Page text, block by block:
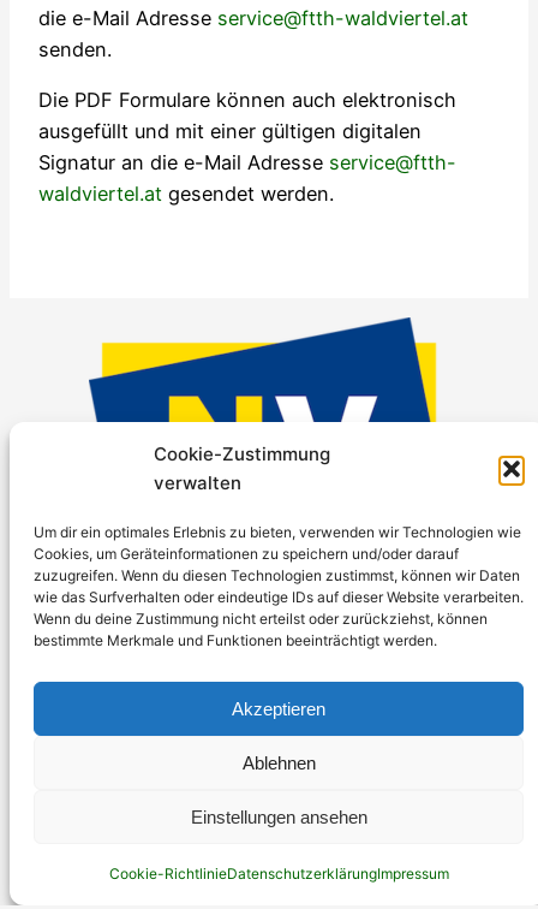
Cookie-Zustimmung
verwalten
Um dir ein optimales Erlebnis zu bieten, verwenden wir Technologien wie
Cookies, um Geräteinformationen zu speichern und/oder darauf
zuzugreifen. Wenn du diesen Technologien zustimmst, können wir Daten
wie das Surfverhalten oder eindeutige IDs auf dieser Website verarbeiten.
Wenn du deine Zustimmung nicht erteilst oder zurückziehst, können
bestimmte Merkmale und Funktionen beeinträchtigt werden.
Akzeptieren
Ablehnen
Einstellungen ansehen
Cookie-RichtlinieDatenschutzerklärungImpressum
die e-Mail Adresse service@ftth-waldviertel.at
senden.
Die PDF Formulare können auch elektronisch
ausgefüllt und mit einer gültigen digitalen
Signatur an die e-Mail Adresse service@ftth-
waldviertel.at gesendet werden.
Projektunterstützung: Niederösterreichische
Versicherung AG